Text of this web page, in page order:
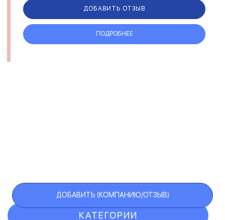
ДОБАВИТЬ ОТЗЫВ
ПОДРОБНЕЕ
КАТЕГОРИИ
ДОБАВИТЬ (КОМПАНИЮ/ОТЗЫВ)